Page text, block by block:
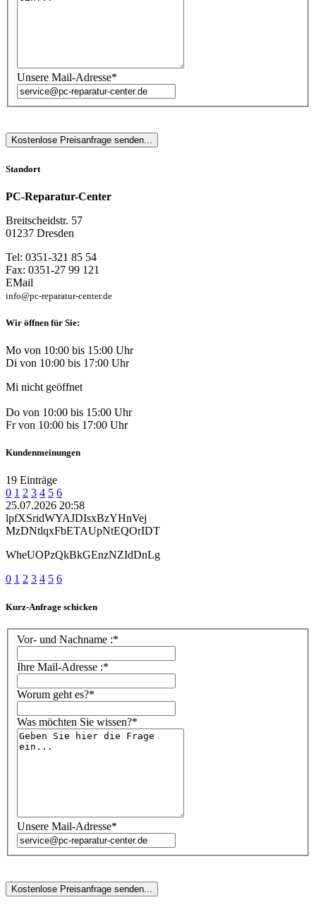
Unsere Mail-Adresse*
Standort
PC-Reparatur-Center
Breitscheidstr. 57
01237 Dresden
Tel: 0351-321 85 54
Fax: 0351-27 99 121
EMail
info@pc-reparatur-center.de
Wir öffnen für Sie:
Mo von 10:00 bis 15:00 Uhr
Di von 10:00 bis 17:00 Uhr
Mi nicht geöffnet
Do von 10:00 bis 15:00 Uhr
Fr von 10:00 bis 17:00 Uhr
Kundenmeinungen
19 Einträge
0 1 2 3 4 5 6
25.07.2026 20:58
lpfXSridWYAJDIsxBzYHnVej
MzDNtlqxFbETAUpNtEQOrIDT
WheUOPzQkBkGEnzNZIdDnLg
0 1 2 3 4 5 6
Kurz-Anfrage schicken
Vor- und Nachname :*
Ihre Mail-Adresse :*
Worum geht es?*
Was möchten Sie wissen?*
Unsere Mail-Adresse*